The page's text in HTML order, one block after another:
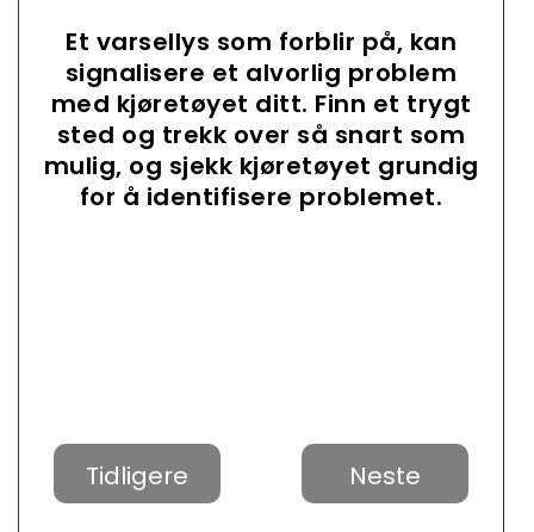
Et varsellys som forblir på, kan
signalisere et alvorlig problem
med kjøretøyet ditt. Finn et trygt
sted og trekk over så snart som
mulig, og sjekk kjøretøyet grundig
for å identifisere problemet.
Tidligere Neste